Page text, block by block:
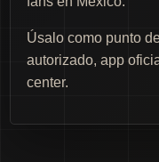
Úsalo como punto
autorizado, app
center.